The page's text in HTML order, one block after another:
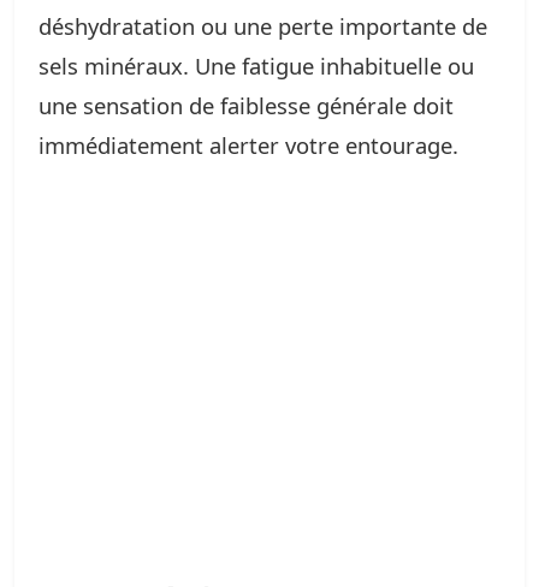
déshydratation ou une perte importante de
sels minéraux. Une fatigue inhabituelle ou
une sensation de faiblesse générale doit
immédiatement alerter votre entourage.